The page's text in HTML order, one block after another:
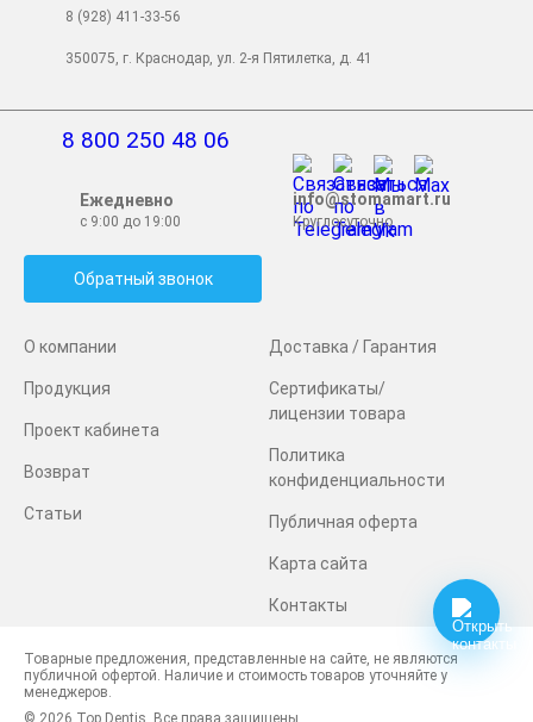
О компании
Продукция
Проект кабинета
Возврат
Статьи
Доставка / Гарантия
Сертификаты/
лицензии товара
Политика
конфиденциальности
Публичная оферта
Карта сайта
Контакты
8 800 250 48 06
Ежедневно
с 9:00 до 19:00
info@stomamart.ru
Круглосуточно
Обратный звонок
8 (928) 411-33-56
350075, г. Краснодар, ул. 2-я Пятилетка, д. 41
© 2026 Top Dentis. Все права защищены
Товарные предложения, представленные на сайте, не являются
публичной офертой. Наличие и стоимость товаров уточняйте у
менеджеров.